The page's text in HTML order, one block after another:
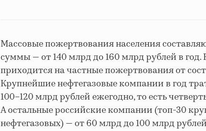
Массовые пожертвования населения
суммы — от 140 млрд до 160 млрд рублей в
приходится на частные пожертвования от
Крупнейшие нефтегазовые компании в год
100–120 млрд рублей ежегодно, то есть
А остальные российские компании (топ-30
нефтегазовых) — от 60 млрд до 100 млрд